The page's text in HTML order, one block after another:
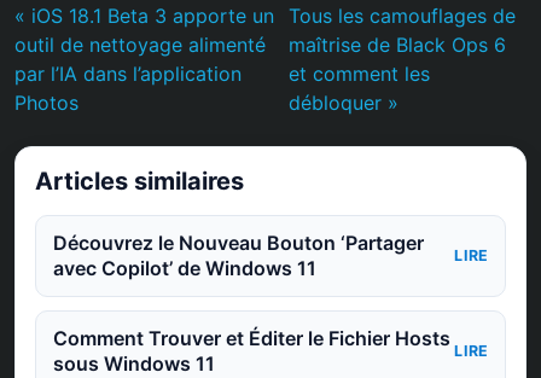
« iOS 18.1 Beta 3 apporte un
outil de nettoyage alimenté
par l’IA dans l’application
Photos
Tous les camouflages de
maîtrise de Black Ops 6
et comment les
débloquer »
Articles similaires
Découvrez le Nouveau Bouton ‘Partager
avec Copilot’ de Windows 11
LIRE
Comment Trouver et Éditer le Fichier Hosts
sous Windows 11
LIRE